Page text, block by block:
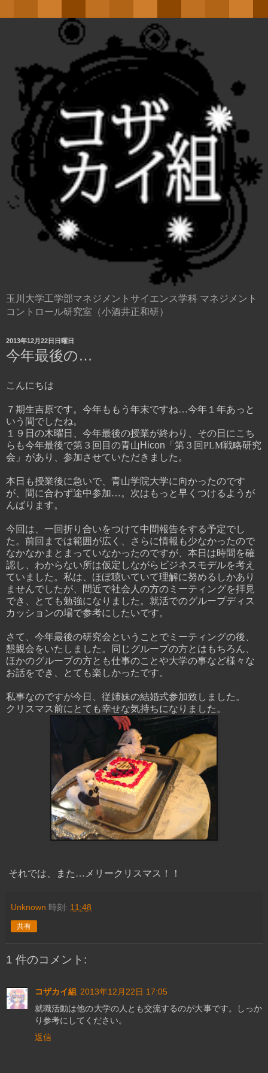
玉川大学工学部マネジメントサイエンス学科 マネジメント
コントロール研究室（小酒井正和研）
2013年12月22日日曜日
今年最後の…
こんにちは
７期生吉原です。今年ももう年末ですね…今年１年あっと
いう間でしたね。
１９日の木曜日、今年最後の授業が終わり、 その日にこち
らも今年最後で第３回目の青山Hicon 「 第３回PLM戦略研究
会」があり、 参加させていただきました。
本日も授業後に急いで、青山学院大学に向かったのです
が、間に合わず途中参加…。次はもっと早くつけるようが
んばります。
今回は、一回折り合いをつけて中間報告をする予定でし
た。前回までは範囲が広く、さらに情報も少なかったので
なかなかまとまっていなかったのですが、本日は時間を確
認し、わからない所は仮定しながらビジネスモデルを考え
ていました。私は、ほぼ聴いていて理解に努めるしかあり
ませんでしたが、間近で社会人の方のミーティングを拝見
でき、とても勉強になりました。就活でのグループディス
カッションの場で参考にしたいです。
さて、今年最後の研究会ということでミーティングの後、
懇親会をいたしました。同じグループの方とはもちろん、
ほかのグループの方とも仕事のことや大学の事など様々な
お話をでき、とても楽しかったです。
私事なのですが今日、従姉妹の結婚式参加致しました。
クリスマス前にとても幸せな気持ちになりました。
それでは、また…メリークリスマス！！
Unknown 時刻: 11:48
共有
1 件のコメント:
コザカイ組
2013年12月22日 17:05
就職活動は他の大学の人とも交流するのが大事です。しっか
り参考にしてください。
返信